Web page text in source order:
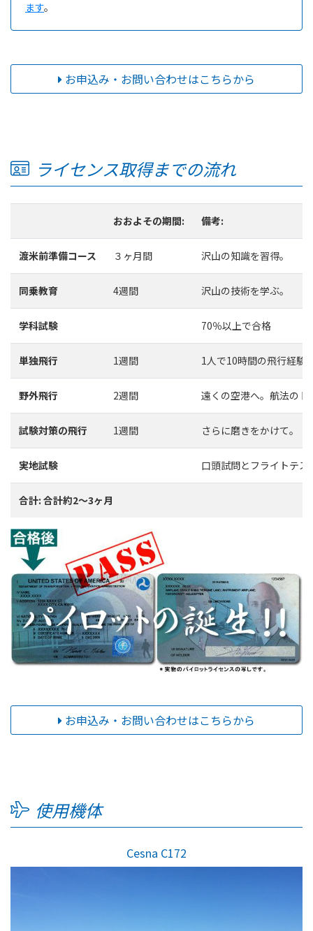
ます。
お申込み・お問い合わせはこちらから
ライセンス取得までの流れ
おおよその期間: 備考:
渡米前準備コース ３ヶ月間 沢山の知識を習得。
同乗教育 4週間 沢山の技術を学ぶ。
学科試験 70％以上で合格
単独飛行 1週間 1人で10時間の飛行経験
野外飛行 2週間 遠くの空港へ。航法のト
試験対策の飛行 1週間 さらに磨きをかけて。
実地試験 口頭試問とフライトテス
合計: 合計約2〜3ヶ月
お申込み・お問い合わせはこちらから
使用機体
Cesna C172